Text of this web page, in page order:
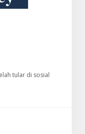
tular di sosial